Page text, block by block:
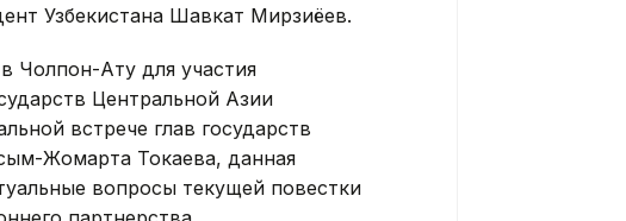
Узбекистана Шавкат Мирзиёев.
в Чолпон-Ату для участия
Центральной Азии
встрече глав государств
Жомарта Токаева, данная
вопросы текущей повестки